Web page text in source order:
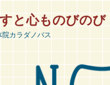
と心ものびのび
院カラダノバス